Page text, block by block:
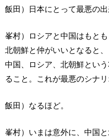
飯田）日本にとって最悪の出
峯村）ロシアと中国はもと
北朝鮮と仲がいいとなると
中国、ロシア、北朝鮮とい
ること。これが最悪のシナリ
飯田）なるほど。
峯村）いまは意外に、中国